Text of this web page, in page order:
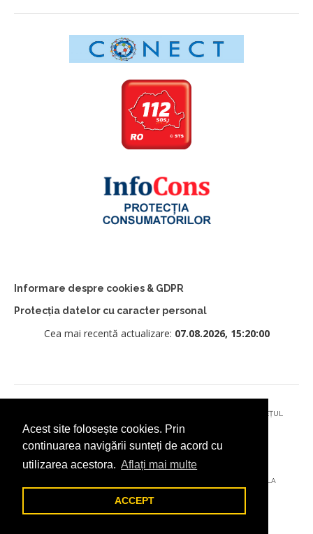
Acest site folosește cookies. Prin
continuarea navigării sunteți de acord cu
utilizarea acestora. Aflați mai multe
ACCEPT
Informare despre cookies & GDPR
Protecția datelor cu caracter personal
Cea mai recentă actualizare: 07.08.2026, 15:20:00
© 2026 - PRIMĂRIA MUNICIPIULUI CÂMPULUNG MOLDOVENESC, JUDEȚUL
SUCEAVA
AȚI ÎNTÂMPINAT O PROBLEMĂ TEHNICĂ? TRIMITEȚI-NE UN EMAIL LA
DIGITAL@ADDICTAD.RO